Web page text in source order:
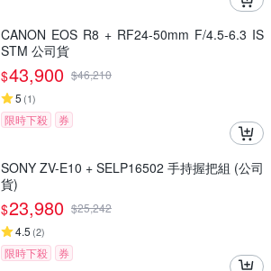
CANON EOS R8 + RF24-50mm F/4.5-6.3 IS
STM 公司貨
$43,900 $46,210
5 (1)
限時下殺 券
SONY ZV-E10 + SELP16502 手持握把組 (公司
貨)
$23,980 $25,242
4.5 (2)
限時下殺 券